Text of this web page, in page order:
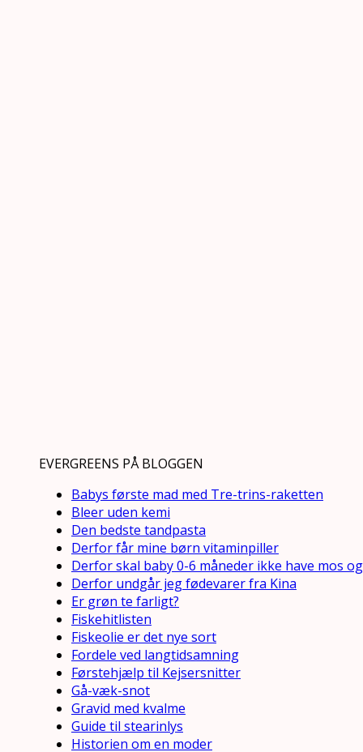
EVERGREENS PÅ BLOGGEN
Babys første mad med Tre-trins-raketten
Bleer uden kemi
Den bedste tandpasta
Derfor får mine børn vitaminpiller
Derfor skal baby 0-6 måneder ikke have mos
Derfor undgår jeg fødevarer fra Kina
Er grøn te farligt?
Fiskehitlisten
Fiskeolie er det nye sort
Fordele ved langtidsamning
Førstehjælp til Kejsersnitter
Gå-væk-snot
Gravid med kvalme
Guide til stearinlys
Historien om en moder